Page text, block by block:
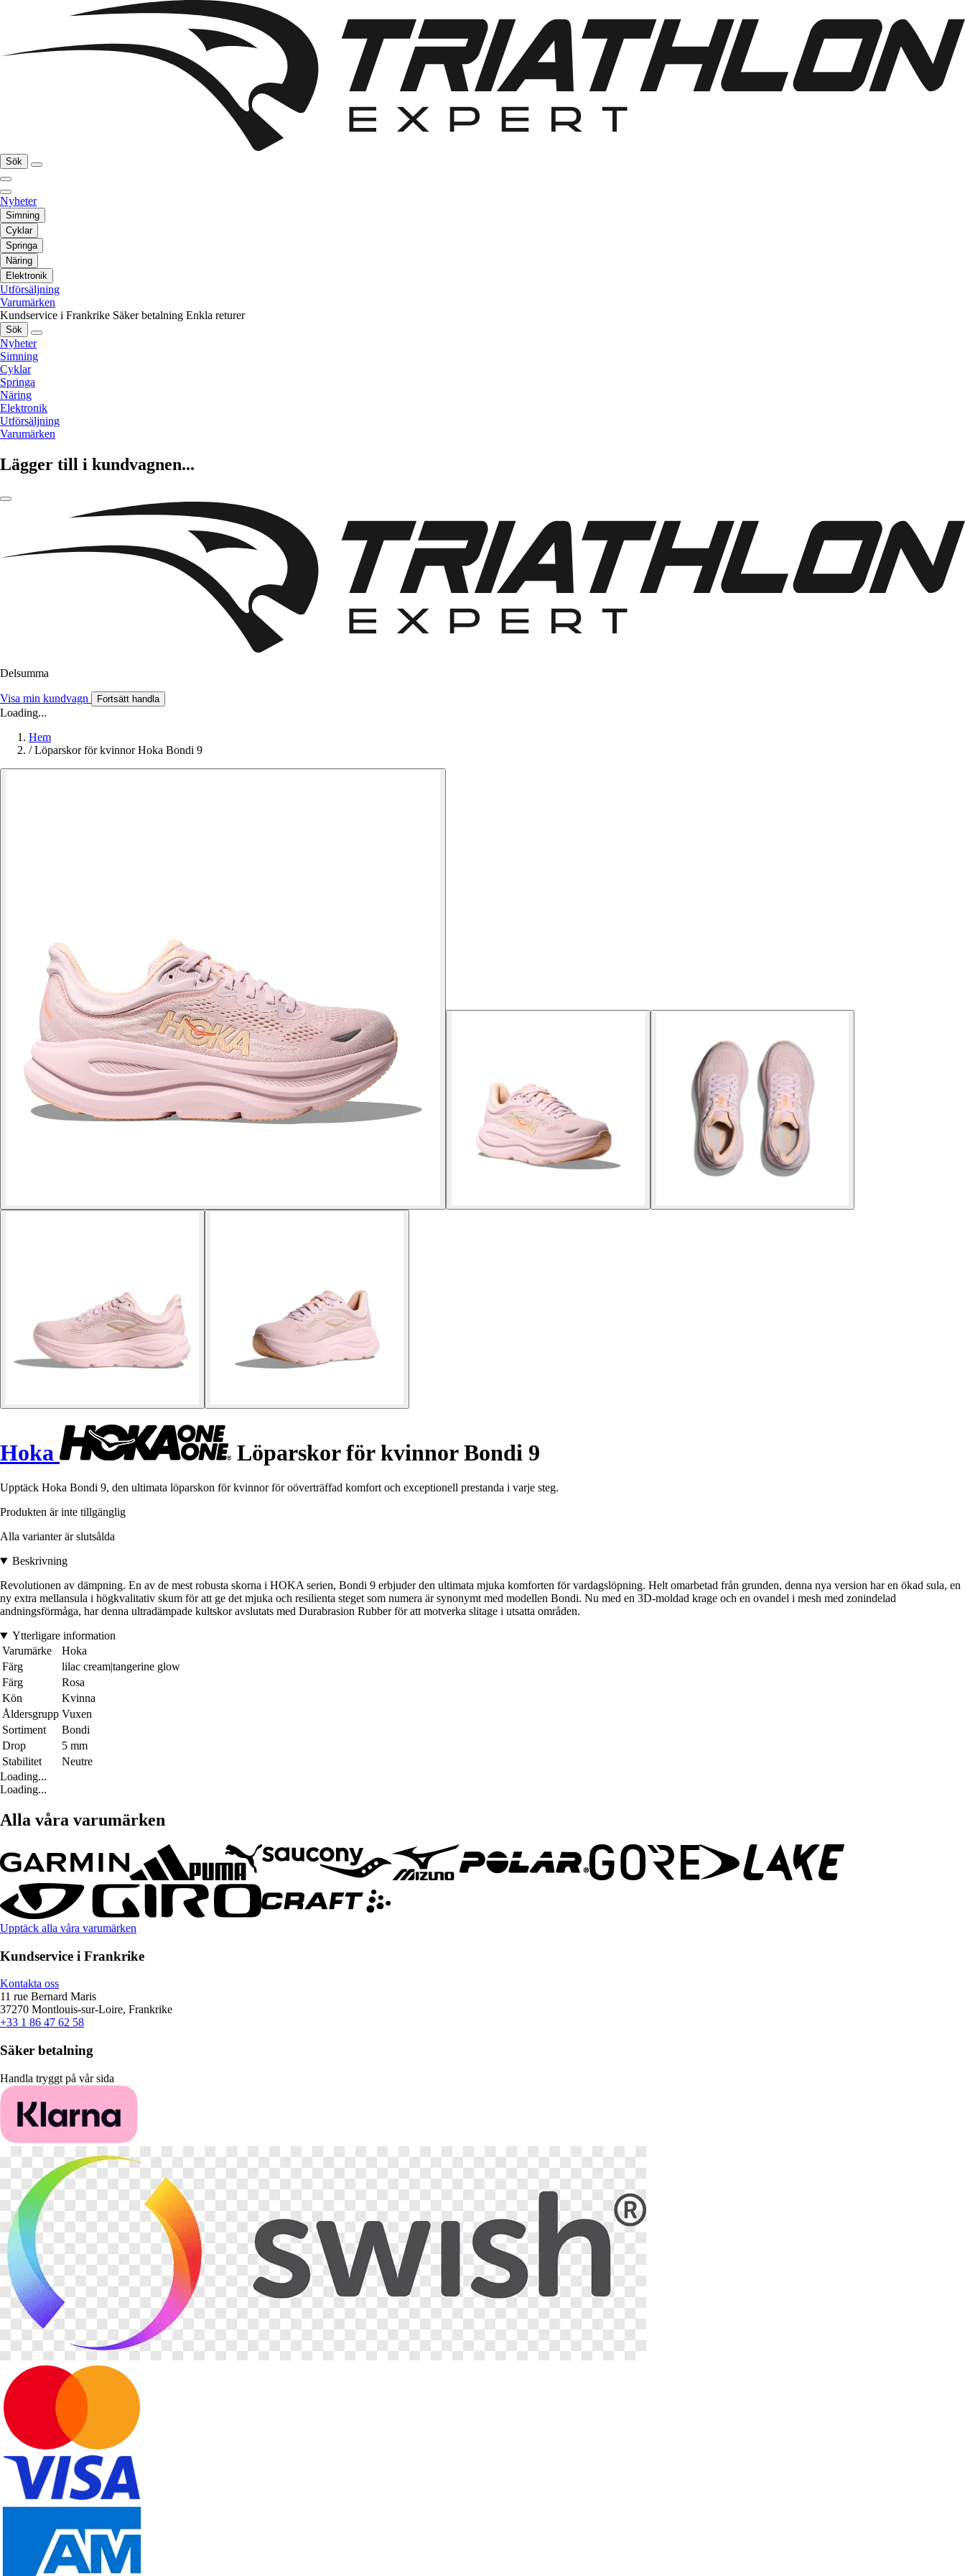
Sök
Nyheter
Simning
Cyklar
Springa
Näring
Elektronik
Utförsäljning
Varumärken
Kundservice i Frankrike Säker betalning Enkla returer
Sök
Nyheter
Simning
Cyklar
Springa
Näring
Elektronik
Utförsäljning
Varumärken
Lägger till i kundvagnen...
Delsumma
Visa min kundvagn Fortsätt handla
Loading...
Hem
/ Löparskor för kvinnor Hoka Bondi 9
Hoka Löparskor för kvinnor Bondi 9
Upptäck Hoka Bondi 9, den ultimata löparskon för kvinnor för oöverträffad komfort och exceptionell prestanda i varje steg.
Produkten är inte tillgänglig
Alla varianter är slutsålda
Beskrivning
Revolutionen av dämpning. En av de mest robusta skorna i HOKA serien, Bondi 9 erbjuder den ultimata mjuka komforten för vardagslöpning. Helt omarbetad från grunden, denna nya version har en ökad sula, en
ny extra mellansula i högkvalitativ skum för att ge det mjuka och resilienta steget som numera är synonymt med modellen Bondi. Nu med en 3D-moldad krage och en ovandel i mesh med zonindelad
andningsförmåga, har denna ultradämpade kultskor avslutats med Durabrasion Rubber för att motverka slitage i utsatta områden.
Ytterligare information
Varumärke
Hoka
Färg
lilac cream|tangerine glow
Färg
Rosa
Kön
Kvinna
Åldersgrupp Vuxen
Sortiment
Bondi
Drop
5 mm
Stabilitet
Neutre
Loading...
Loading...
Alla våra varumärken
Upptäck alla våra varumärken
Kundservice i Frankrike
Kontakta oss
11 rue Bernard Maris
37270 Montlouis-sur-Loire, Frankrike
+33 1 86 47 62 58
Säker betalning
Handla tryggt på vår sida